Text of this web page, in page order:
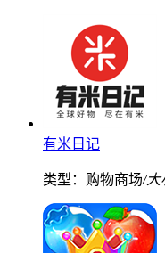
有米日记
类型：购物商场/大